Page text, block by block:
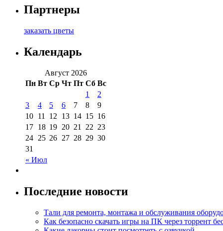
Партнеры
заказать цветы
Календарь
Август 2026
Пн Вт Ср Чт Пт Сб Вс
« Июл
1
2
3
4 5 6 7 8
9
10 11 12 13 14 15 16
17 18 19 20 21 22 23
24 25 26 27 28 29 30
31
Последние новости
Тали для ремонта, монтажа и обслуживания
Как безопасно скачать игры на ПК через торрент